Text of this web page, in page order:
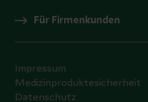
Für Firmenkunden
Impressum
Medizinproduktesicherheit
Datenschutz